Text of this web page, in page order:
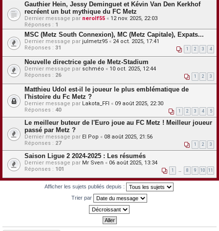
Gauthier Hein, Jessy Deminguet et Kévin Van Den Kerkhof
recréent un but mythique du FC Metz
Dernier message par nerolf55 « 12 nov. 2025, 22:03
Réponses : 1
MSC (Metz South Connexion), MC (Metz Capitale), Expats...
Dernier message par julmetz95 « 24 oct. 2025, 17:41
Réponses : 31 1 2 3 4
Nouvelle directrice gale de Metz-Stadium
Dernier message par schméo « 10 oct. 2025, 12:44
Réponses : 26 1 2 3
Matthieu Udol est-il le joueur le plus emblématique de
l'histoire du Fc Metz ?
Dernier message par Lakota_FFI « 09 août 2025, 22:30
Réponses : 40 1 2 3 4 5
Le meilleur buteur de l'Euro joue au FC Metz ! Meilleur joueur
passé par Metz ?
Dernier message par El Pop « 08 août 2025, 21:56
Réponses : 27 1 2 3
Saison Ligue 2 2024-2025 : Les résumés
Dernier message par Mr Sven « 06 août 2025, 13:34
Réponses : 101 1 … 8 9 10 11
Afficher les sujets publiés depuis :
Trier par